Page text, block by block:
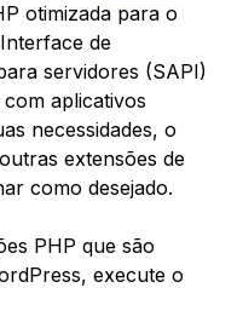
otimizada para o
de
servidores (SAPI)
aplicativos
necessidades, o
extensões de
como desejado.
PHP que são
execute o